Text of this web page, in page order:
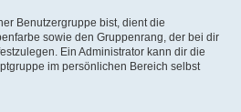
Benutzergruppe bist, dient die
sowie den Gruppenrang, der bei dir
Ein Administrator kann dir die
im persönlichen Bereich selbst